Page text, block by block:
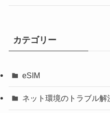
カテゴリー
eSIM
ネット環境のトラブル解